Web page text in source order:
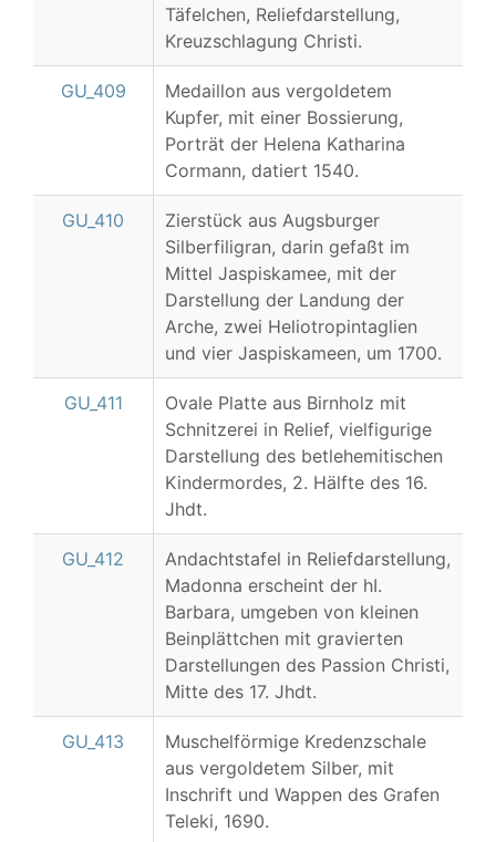
Täfelchen, Reliefdarstellung,
Kreuzschlagung Christi.
GU_409
Medaillon aus vergoldetem
Kupfer, mit einer Bossierung,
Porträt der Helena Katharina
Cormann, datiert 1540.
GU_410
Zierstück aus Augsburger
Silberfiligran, darin gefaßt im
Mittel Jaspiskamee, mit der
Darstellung der Landung der
Arche, zwei Heliotropintaglien
und vier Jaspiskameen, um 1700.
GU_411
Ovale Platte aus Birnholz mit
Schnitzerei in Relief, vielfigurige
Darstellung des betlehemitischen
Kindermordes, 2. Hälfte des 16.
Jhdt.
GU_412
Andachtstafel in Reliefdarstellung,
Madonna erscheint der hI.
Barbara, umgeben von kleinen
Beinplättchen mit gravierten
Darstellungen des Passion Christi,
Mitte des 17. Jhdt.
GU_413
Muschelförmige Kredenzschale
aus vergoldetem Silber, mit
Inschrift und Wappen des Grafen
Teleki, 1690.